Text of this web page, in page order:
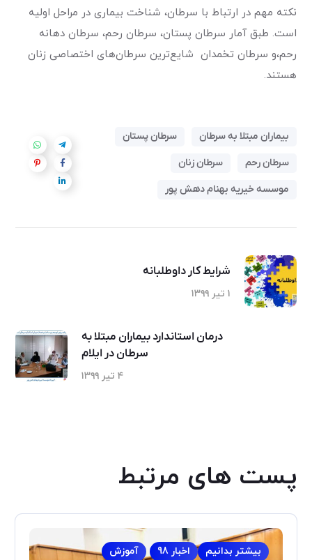
نکته مهم در ارتباط با سرطان، شناخت بیماری در مراحل اولیه
است. طبق آمار سرطان پستان، سرطان رحم، سرطان دهانه
رحم،و سرطان تخمدان شایع‌ترین سرطان‌های اختصاصی زنان
هستند.
بیماران مبتلا به سرطان
سرطان پستان
سرطان رحم
سرطان زنان
موسسه خیریه بهنام دهش پور
شرایط کار داوطلبانه
۱ تیر ۱۳۹۹
درمان استاندارد بیماران مبتلا به
سرطان در ایلام
۴ تیر ۱۳۹۹
پست های مرتبط
آموزش اخبار 98 بیشتر بدانیم